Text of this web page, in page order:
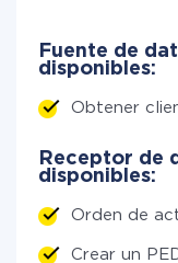
Fuente de
disponibles:
Obtener
Receptor de
disponibles:
Orden de
Crear un